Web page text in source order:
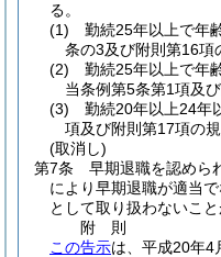
る。
(1)
勤続25年以上で年
条の3及び附則第16項
(2)
勤続25年以上で年
当条例第5条第1項及
(3)
勤続20年以上24年
項及び附則第17項の
(取消し)
第7条
早期退職を認めら
により早期退職が適当
として取り扱わないこと
附 則
この告示は、平成20年4